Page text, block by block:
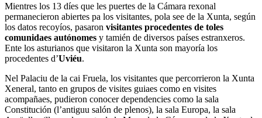
Mientres los 13 díes que les puertes de la Cámara rexonal
permanecieron abiertes pa los visitantes, pola see de la Xunta, según
los datos recoyíos, pasaron visitantes procedentes de toles
comunidaes autónomes y tamién de diversos países estranxeros.
Ente los asturianos que visitaron la Xunta son mayoría los
procedentes d’Uviéu.
Nel Palaciu de la cai Fruela, los visitantes que percorrieron la Xunta
Xeneral, tanto en grupos de visites guiaes como en visites
acompañaes, pudieron conocer dependencies como la sala
Constitución (l’antiguu salón de plenos), la sala Europa, la sala